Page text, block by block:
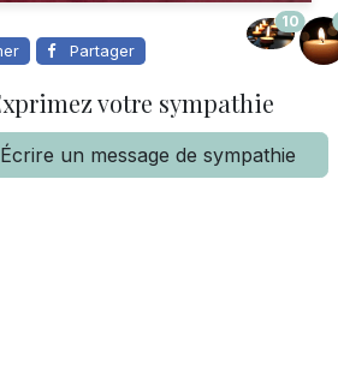
Partager
10
votre sympathie
Écrire un message de sympathie